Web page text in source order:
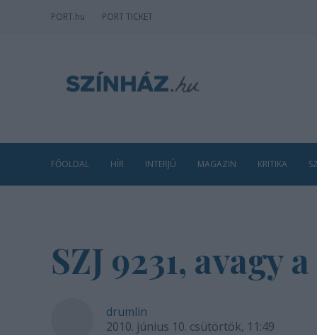
PORT.hu PORT TICKET
FŐOLDAL HÍR INTERJÚ MAGAZIN KRITIKA
SZJ 9231, avagy
drumlin
2010. június 10. csütörtök, 11:49